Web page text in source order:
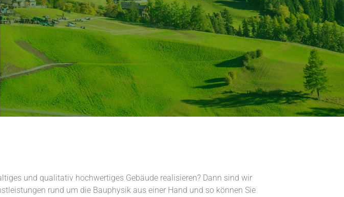
und qualitativ hochwertiges Gebäude realisieren? Dann sind wir
rund um die Bauphysik aus einer Hand und so können Sie